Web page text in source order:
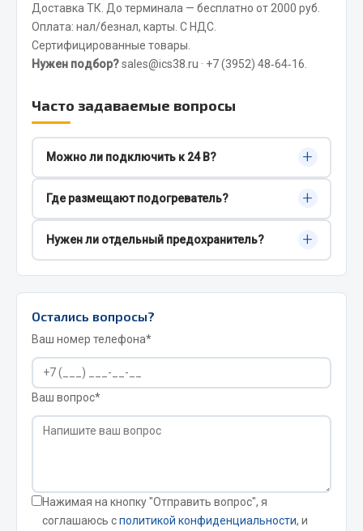
Газосварка
Маски, краги сварщика
Сварочное оборудование
Весь раздел
Стяжки, тросы, канаты
Стропы
Весь раздел
Доставка ТК. До терминала — бесплатно от 2000 руб.
Оплата: нал/безнал, карты. С НДС.
Сертифицированные товары.
Нужен подбор?sales@ics38.ru · +7 (3952) 48‑64‑16
Часто задаваемые вопросы
Можно ли подключить к 24 В? +
Где размещают подогреватель?
+
для сервиса.
Нужен ли отдельный предохранитель? +
Остались вопросы?
Ваш номер телефона*
Ваш вопрос*
Нажимая на кнопку "Отправить вопрос", я
соглашаюсь сполитикой конфиденциальности, и